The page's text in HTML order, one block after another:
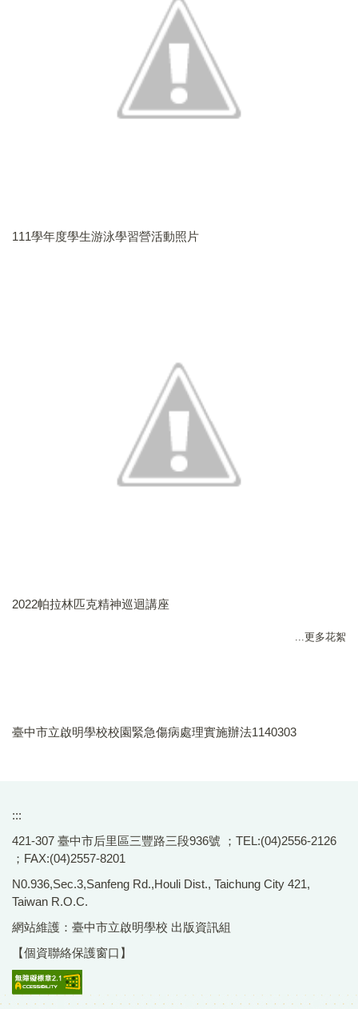
111學年度學生游泳學習營活動照片
2022帕拉林匹克精神巡迴講座
...更多花絮
臺中市立啟明學校校園緊急傷病處理實施辦法1140303
:::
421-307 臺中市后里區三豐路三段936號 ；TEL:(04)2556-2126
；FAX:(04)2557-8201
N0.936,Sec.3,Sanfeng Rd.,Houli Dist., Taichung City 421,
Taiwan R.O.C.
網站維護：臺中市立啟明學校 出版資訊組
【個資聯絡保護窗口】